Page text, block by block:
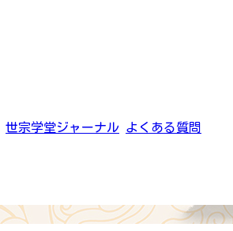
世宗学堂ジャーナル よくある質問